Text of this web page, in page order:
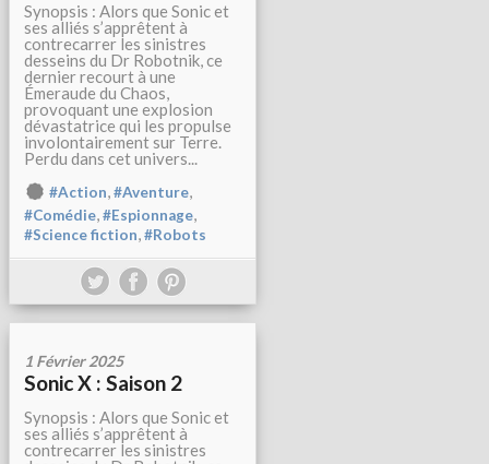
Synopsis : Alors que Sonic et
ses alliés s’apprêtent à
contrecarrer les sinistres
desseins du Dr Robotnik, ce
dernier recourt à une
Émeraude du Chaos,
provoquant une explosion
dévastatrice qui les propulse
involontairement sur Terre.
Perdu dans cet univers...
#Action,#Aventure,
#Comédie,#Espionnage,
#Science fiction,#Robots
1 Février 2025
Sonic X : Saison 2
Synopsis : Alors que Sonic et
ses alliés s’apprêtent à
contrecarrer les sinistres